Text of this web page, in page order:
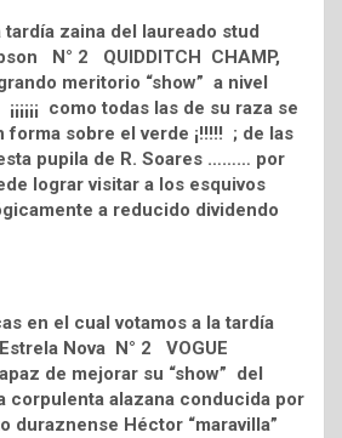
zaina del laureado stud
N° 2 QUIDDITCH CHAMP,
meritorio “show” a nivel
como todas las de su raza se
forma sobre el verde ¡!!!!! ; de las
pupila de R. Soares ……… por
lograr visitar a los esquivos
a reducido dividendo
en el cual votamos a la tardía
Nova N° 2 VOGUE
de mejorar su “show” del
corpulenta alazana conducida por
duraznense Héctor “maravilla”